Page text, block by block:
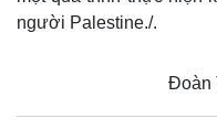
Tư vấn luật
người Palestine./.
Đoàn